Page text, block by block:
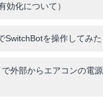
効化について）
SwitchBotを操作してみた
で外部からエアコンの電